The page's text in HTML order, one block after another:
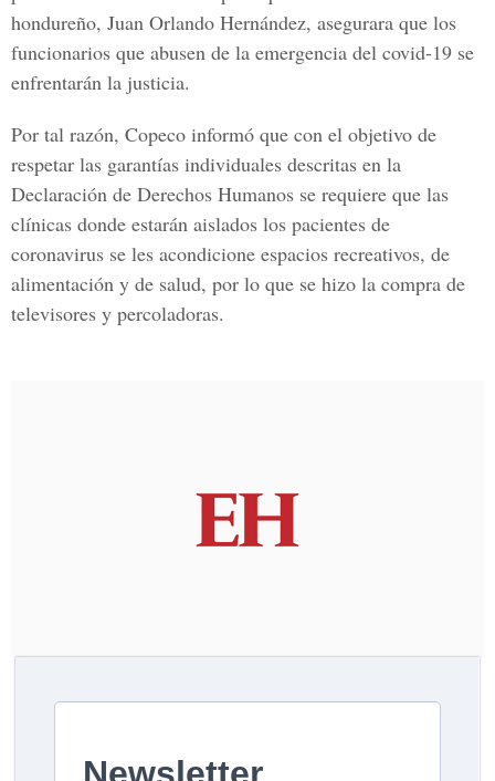
hondureño, Juan Orlando Hernández, asegurara que los
funcionarios que abusen de la emergencia del covid-19 se
enfrentarán la justicia.
Por tal razón, Copeco informó que con el objetivo de
respetar las garantías individuales descritas en la
Declaración de Derechos Humanos se requiere que las
clínicas donde estarán aislados los pacientes de
coronavirus se les acondicione espacios recreativos, de
alimentación y de salud, por lo que se hizo la compra de
televisores y percoladoras.